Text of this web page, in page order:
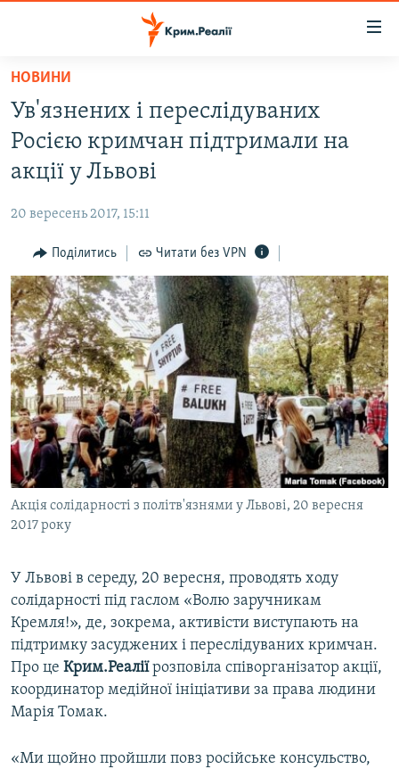
Перейти
основного
матеріалу
Перейти
до
основної
навігації
Перейти
до
пошуку
НОВИНИ
ВІДЕО ТА ФОТО
БЛОГИ
ПОГЛЯД
ІНТЕРВ'Ю
ВСЕ ЗА ДЕНЬ
СПЕЦПРОЕКТИ
ДЕПОРТАЦІЯ
ВІДЕОУРОКИ «ELIFBE»
СВІДЧЕННЯ ОКУПАЦІЇ
УКРАЇНСЬКА ПРОБЛЕМА КРИМУ
ІНФОГРАФІКА
ЯК ОБІЙТИ БЛОКУВАННЯ
Русский
Qırımtatar
ДОЛУЧАЙСЯ!
Усі сайти RFE/RL
НОВИНИ
Ув'язнених і переслідуваних
Росією кримчан підтримали на
акції у Львові
20 вересень 2017, 15:11
Поділитись Читати без VPN
Акція солідарності з політв'язнями у Львові, 20 вересня
2017 року
У Львові в середу, 20 вересня, проводять ходу
солідарності під гаслом «Волю заручникам
Кремля!», де, зокрема, активісти виступають на
підтримку засуджених і переслідуваних кримчан.
Про це Крим.Реаліїрозповіла співорганізатор акції,
координатор медійної ініціативи за права людини
Марія Томак.
«Ми щойно пройшли повз російське консульство,